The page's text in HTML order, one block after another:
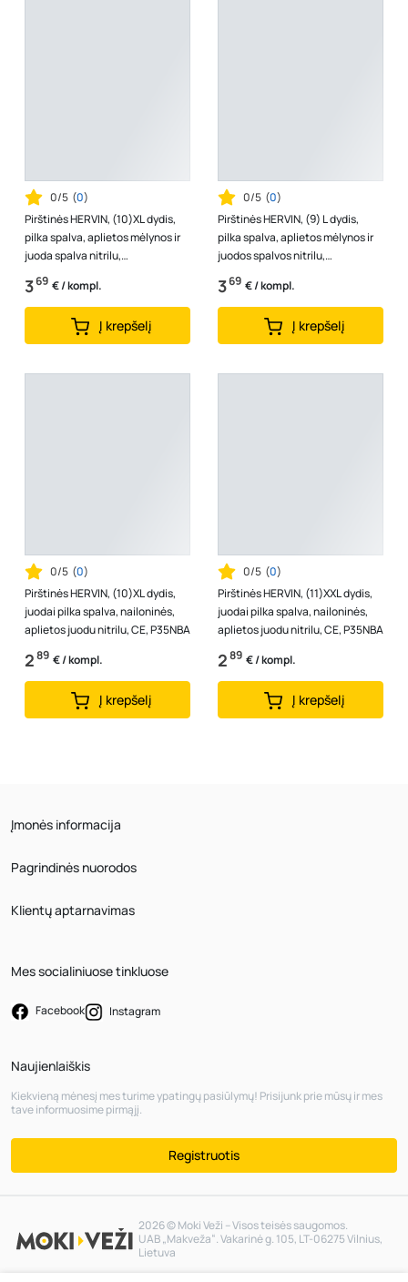
0/5 (0)
Pirštinės HERVIN, (10)XL dydis,
pilka spalva, aplietos mėlynos ir
juoda spalva nitrilu,
poliesterinės, aplietos dvigubo ...
369 € / kompl.
Į krepšelį
0/5 (0)
Pirštinės HERVIN, (9) L dydis,
pilka spalva, aplietos mėlynos ir
juodos spalvos nitrilu,
poliesterinės, aplietos dvigubo...
369 € / kompl.
Į krepšelį
0/5 (0)
Pirštinės HERVIN, (10)XL dydis,
juodai pilka spalva, nailoninės,
aplietos juodu nitrilu, CE, P35NBA
289 € / kompl.
Į krepšelį
0/5 (0)
Pirštinės HERVIN, (11)XXL dydis,
juodai pilka spalva, nailoninės,
aplietos juodu nitrilu, CE, P35NBA
289 € / kompl.
Į krepšelį
Įmonės informacija
Pagrindinės nuorodos
Klientų aptarnavimas
Mes socialiniuose tinkluose
Facebook Instagram
Naujienlaiškis
Kiekvieną mėnesį mes turime ypatingų pasiūlymų! Prisijunk prie mūsų ir mes
tave informuosime pirmąjį.
Registruotis
2026 © Moki Veži – Visos teisės saugomos.
UAB „Makveža“. Vakarinė g. 105, LT-06275 Vilnius,
Lietuva